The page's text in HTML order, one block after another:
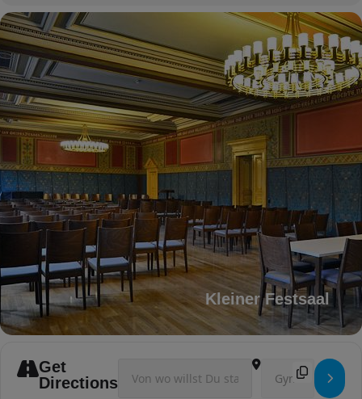
Kleiner Festsaal
Get
Directions
Address - Weihnachtskonzert []Destination